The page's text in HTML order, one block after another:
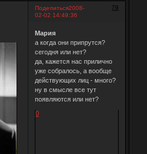
Поделиться 79
2008-
02-02 14:49:36
Мария
а когда они припрутся?
сегодня или нет?
да, кажется нас прилично
уже собралось, а вообще
действующих лиц - много?
ну в смысле все тут
появляются или нет?
0